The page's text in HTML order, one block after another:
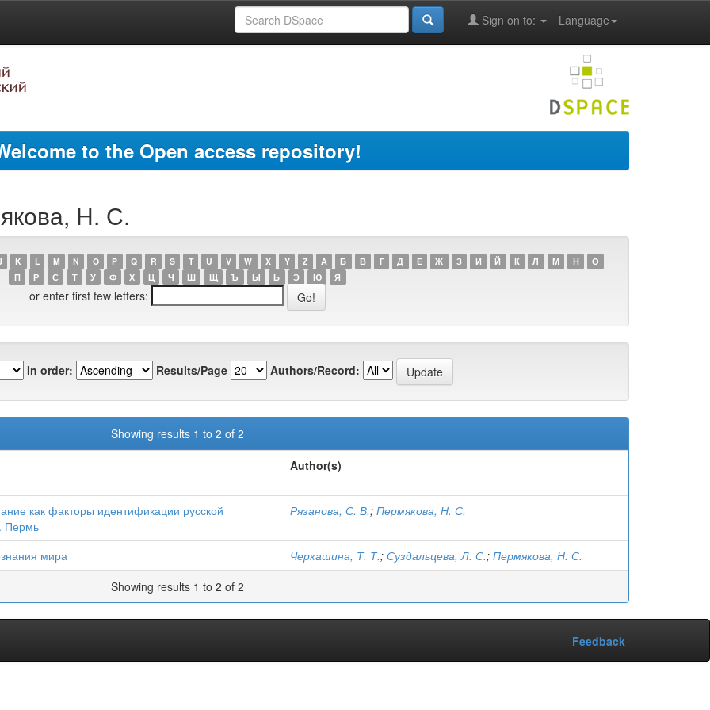
Language
Sign on to:
to the Open access repository!
Н. С.
K L M N O P Q R S T U V W X Y Z А Б В Г Д Е Ж З И Й К Л М Н
О
П
Р С Т У Ф Х Ц Ч Ш Щ Ъ Ы Ь Э Ю Я
or enter first few letters:
In order: Results/Page Authors/Record:
Showing results 1 to 2 of 2
Author(s)
как факторы идентификации русской
Пермь
Рязанова, С. В.; Пермякова, Н. С.
мира Черкашина, Т. Т.; Суздальцева, Л. С.; Пермякова, Н. С.
Showing results 1 to 2 of 2
Feedback